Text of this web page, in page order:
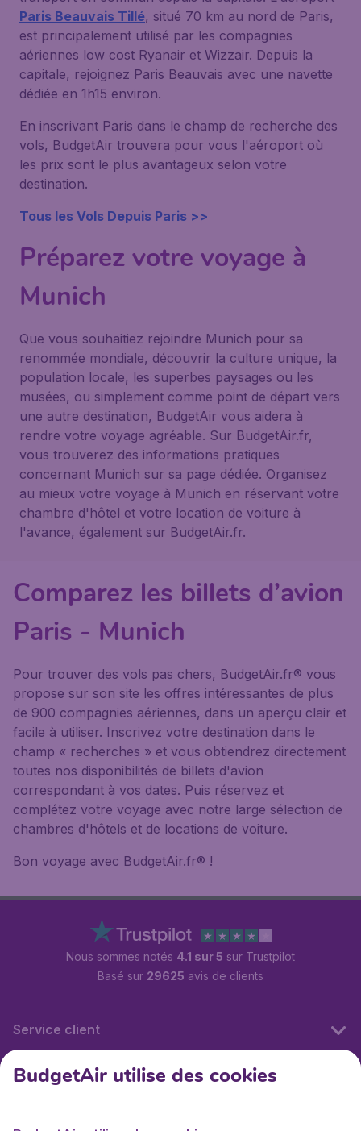
Paris Beauvais Tillé, situé 70 km au nord de Paris,
est principalement utilisé par les compagnies
aériennes low cost Ryanair et Wizzair. Depuis la
capitale, rejoignez Paris Beauvais avec une navette
dédiée en 1h15 environ.
En inscrivant Paris dans le champ de recherche des
vols, BudgetAir trouvera pour vous l'aéroport où
les prix sont le plus avantageux selon votre
destination.
Tous les Vols Depuis Paris >>
Préparez votre voyage à
Munich
Que vous souhaitiez rejoindre Munich pour sa
renommée mondiale, découvrir la culture unique, la
population locale, les superbes paysages ou les
musées, ou simplement comme point de départ vers
une autre destination, BudgetAir vous aidera à
rendre votre voyage agréable. Sur BudgetAir.fr,
vous trouverez des informations pratiques
concernant Munich sur sa page dédiée. Organisez
au mieux votre voyage à Munich en réservant votre
chambre d'hôtel et votre location de voiture à
l'avance, également sur BudgetAir.fr.
Comparez les billets d’avion
Paris - Munich
Pour trouver des vols pas chers, BudgetAir.fr® vous
propose sur son site les offres intéressantes de plus
de 900 compagnies aériennes, dans un aperçu clair et
facile à utiliser. Inscrivez votre destination dans le
champ « recherches » et vous obtiendrez directement
toutes nos disponibilités de billets d'avion
correspondant à vos dates. Puis réservez et
complétez votre voyage avec notre large sélection de
chambres d'hôtels et de locations de voiture.
Bon voyage avec BudgetAir.fr® !
Nous sommes notés 4.1 sur 5 sur Trustpilot
Basé sur 29625 avis de clients
Service client
BudgetAir.fr
BudgetAir utilise des cookies